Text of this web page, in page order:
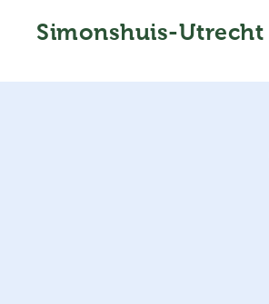
Simonshuis-Utrecht